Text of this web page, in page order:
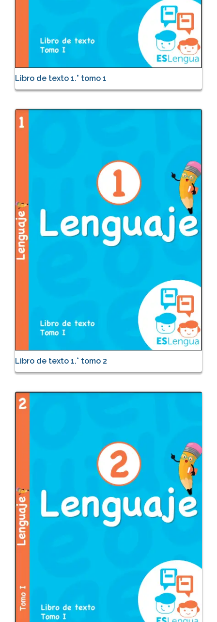
Libro de texto 1.° tomo 1
Libro de texto 1.° tomo 2